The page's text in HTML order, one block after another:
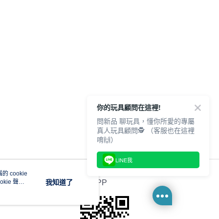
官方APP
的 cookie
聲明
我知道了
你的玩具顧問在這裡!
問新品 聊玩具，懂你所愛的專屬
真人玩具顧問🕵️ （客服也在這裡
唷🙌）
LINE我